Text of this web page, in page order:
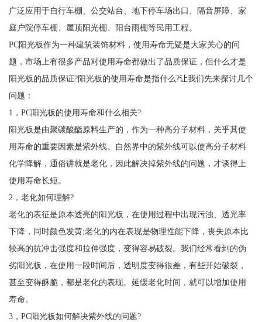
广泛应用于自行车棚、公交站台、地下停车场出口、隔音屏障、家
庭户院停车棚、屋顶阳光棚、阳台雨棚等民用工程。
PC阳光板作为一种建筑装饰材料，使用寿命无疑是大家关心的问
题，市场上有很多产品对使用寿命都做出了品质保证，但什么才是
阳光板的品质保证?阳光板的使用寿命是指什么?让我们先来探讨几个
问题：
1，PC阳光板的使用寿命和什么相关?
阳光板是由聚碳酸酯原料生产的，作为一种高分子材料，关乎其使
用寿命的重要因素是紫外线。自然界中的紫外线可以使高分子材料
化学降解，通俗讲就是老化，因此解决掉紫外线的问题，才谈得上
使用寿命长短。
2，老化如何理解?
老化的表征是原本透亮的阳光板，在使用过程中出现污浊、透光率
下降，同时颜色发黄;老化的内在表现是物理性能下降，丧失原本比
较高的抗冲击强度和拉伸强度，变得容易破裂。我们经常看到的伪
劣阳光板，在使用一段时间后，透明度变得很差，有些开始破裂，
甚至变得酥脆，都是老化的表现。延缓老化时间，就可以增加使用
寿命。
3，PC阳光板如何解决紫外线的问题?